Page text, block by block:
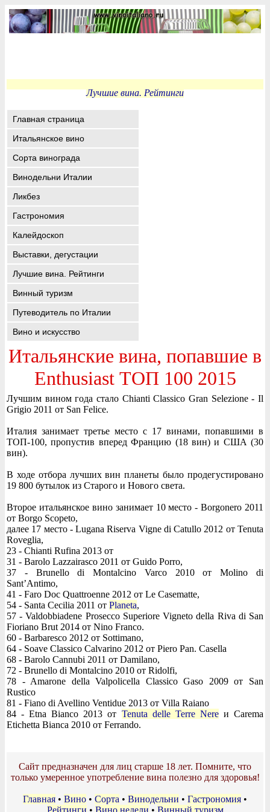
Лучшие вина. Рейтинги
Главная страница
Итальянское вино
Сорта винограда
Винодельни Италии
Ликбез
Гастрономия
Калейдоскоп
Выставки, дегустации
Лучшие вина. Рейтинги
Винный туризм
Путеводитель по Италии
Вино и искусство
Итальянские вина, попавшие в
Enthusiast ТОП 100 2015
Лучшим вином года стало Chianti Classico Gran Selezione - Il
Grigio 2011 от San Felice.
Италия занимает третье место с 17 винами, попавшими в
ТОП-100, пропустив вперед Францию (18 вин) и США (30
вин).
В ходе отбора лучших вин планеты было продегустировано
19 800 бутылок из Старого и Нового света.
Второе итальянское вино занимает 10 место - Borgonero 2011
от Borgo Scopeto,
далее 17 место - Lugana Riserva Vigne di Catullo 2012 от Tenuta
Roveglia,
23 - Chianti Rufina 2013 от
31 - Barolo Lazzairasco 2011 от Guido Porro,
37 - Brunello di Montalcino Varco 2010 от Molino di
Sant’Antimo,
41 - Faro Doc Quattroenne 2012 от Le Casematte,
54 - Santa Cecilia 2011 от Planeta,
57 - Valdobbiadene Prosecco Superiore Vigneto della Riva di San
Fioriano Brut 2014 от Nino Franco.
60 - Barbaresco 2012 от Sottimano,
64 - Soave Classico Calvarino 2012 от Piero Pan. Casella
68 - Barolo Cannubi 2011 от Damilano,
72 - Brunello di Montalcino 2010 от Ridolfi,
78 - Amarone della Valpolicella Classico Gaso 2009 от San
Rustico
81 - Fiano di Avellino Ventidue 2013 от Villa Raiano
84 - Etna Bianco 2013 от Tenuta delle Terre Nereи Carema
Etichetta Bianca 2010 от Ferrando.
Сайт предназначен для лиц старше 18 лет. Помните, что
только умеренное употребление вина полезно для здоровья!
Главная • Вино • Сорта • Винодельни • Гастрономия •